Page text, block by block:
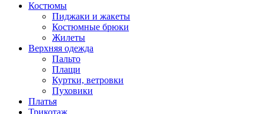
Костюмы
Пиджаки и жакеты
Костюмные брюки
Жилеты
Верхняя одежда
Пальто
Плащи
Куртки, ветровки
Пуховики
Платья
Трикотаж